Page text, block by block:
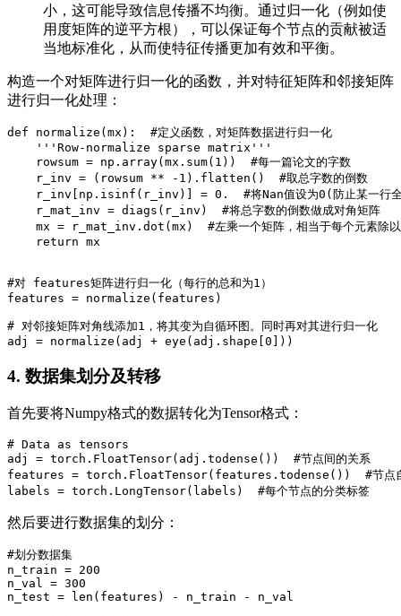
小，这可能导致信息传播不均衡。通过归一化（例如使
用度矩阵的逆平方根），可以保证每个节点的贡献被适
当地标准化，从而使特征传播更加有效和平衡。
构造一个对矩阵进行归一化的函数，并对特征矩阵和邻接矩阵
进行归一化处理：
def normalize(mx):  #定义函数，对矩阵数据进行归一化
    '''Row-normalize sparse matrix'''
    rowsum = np.array(mx.sum(1))  #每一篇论文的字数
    r_inv = (rowsum ** -1).flatten()  #取总字数的倒数
r_inv[np.isinf(r_inv)] = 0.  #将Nan值设为0(防止某一行
    r_mat_inv = diags(r_inv)  #将总字数的倒数做成对角矩阵
mx = r_mat_inv.dot(mx)  #左乘一个矩阵，相当于每个元素除
    return mx
#对 features矩阵进行归一化（每行的总和为1）
features = normalize(features)
# 对邻接矩阵对角线添加1，将其变为自循环图。同时再对其进行归一化
adj = normalize(adj + eye(adj.shape[0]))
4. 数据集划分及转移
首先要将Numpy格式的数据转化为Tensor格式：
# Data as tensors
adj = torch.FloatTensor(adj.todense())  #节点间的关系
features = torch.FloatTensor(features.todense())  #节点自
labels = torch.LongTensor(labels)  #每个节点的分类标签
然后要进行数据集的划分：
#划分数据集
n_train = 200
n_val = 300
n_test = len(features) - n_train - n_val